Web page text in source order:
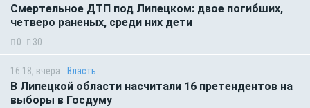
Смертельное ДТП под Липецком: двое погибших,
четверо раненых, среди них дети
0 30
16:18, вчера Власть
В Липецкой области насчитали 16 претендентов на
выборы в Госдуму